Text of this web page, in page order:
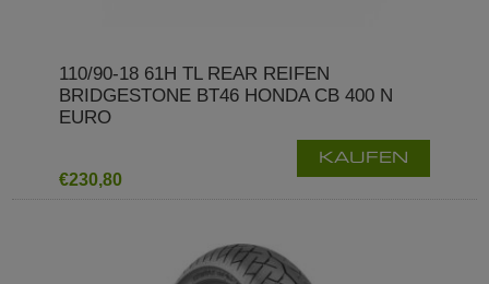
110/90-18 61H TL REAR REIFEN
BRIDGESTONE BT46 HONDA CB 400 N
EURO
€230,80
KAUFEN